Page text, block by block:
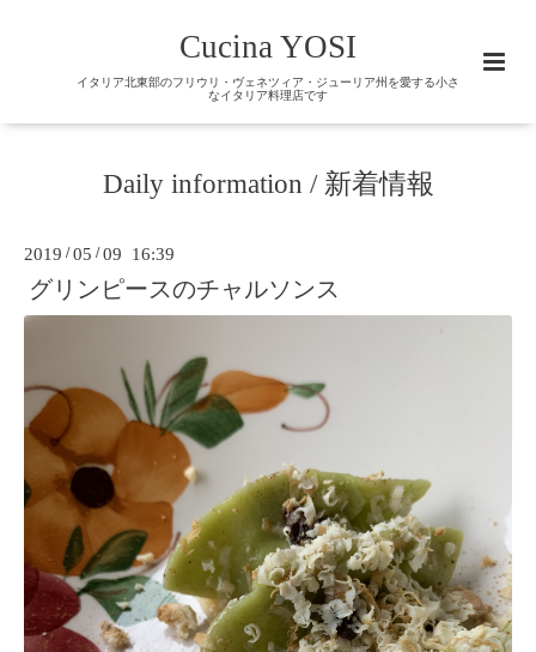
Cucina YOSI
イタリア北東部のフリウリ・ヴェネツィア・ジューリア州を愛する小さ
なイタリア料理店です
Daily information / 新着情報
2019 /05 /09 16:39
グリンピースのチャルソンス